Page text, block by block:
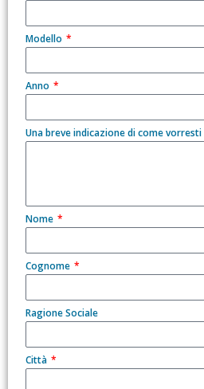
Modello
Anno
Una breve indicazione di come
Nome
Cognome
Ragione Sociale
Città